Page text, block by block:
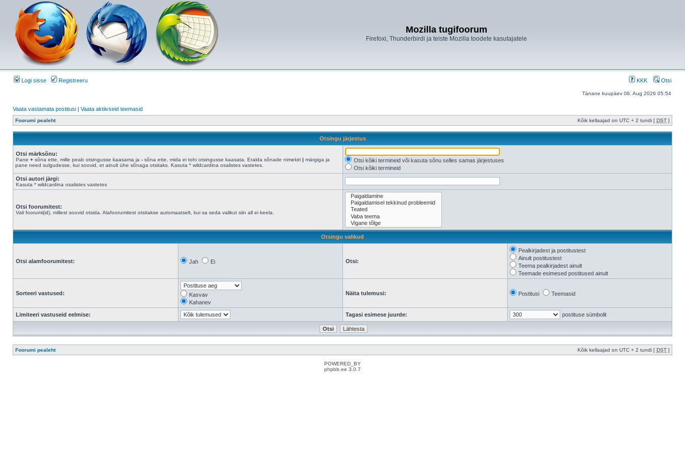
Mozilla tugifoorum
Firefoxi, Thunderbirdi ja teiste Mozilla toodete kasutajatele
Logi sisse Registreeru KKK Otsi
Tänane kuupäev 06. Aug 2026 05:54
Vaata vastamata postitusi | Vaata aktiivseid teemasid
Foorumi pealeht Kõik kellaajad on UTC + 2 tundi [ DST ]
Otsingu järjestus
Otsi märksõnu:
Pane + sõna ette, mille peab otsingusse kaasama ja - sõna ette, mida ei tohi otsingusse kaasata. Eralda sõnade nimekiri | märgiga ja
pane need sulgudesse, kui soovid, et ainult ühe sõnaga otsitaks. Kasuta * wildcardina osalistes vastetes.
Otsi kõiki termineid või kasuta sõnu selles samas järjestuses
Otsi kõiki termineid
Otsi autori järgi:
Kasuta * wildcardina osalistes vastetes
Otsi foorumitest:
Vali foorumi(id), millest soovid otsida. Alafoorumitest otsitakse automaatselt, kui sa seda valikut siin all ei keela.
Otsingu valikud
Otsi alamfoorumitest: Jah Ei Otsi:
Pealkirjadest ja postitustest
Ainult postitustest
Teema pealkirjadest ainult
Teemade esimesed postitused ainult
Sorteeri vastused:
Kasvav
Kahanev
Näita tulemusi: Postitusi Teemasid
Limiteeri vastuseid eelmise: Tagasi esimese juurde: postituse sümbolit
Foorumi pealeht Kõik kellaajad on UTC + 2 tundi [ DST ]
POWERED_BY
phpbb.ee 3.0.7